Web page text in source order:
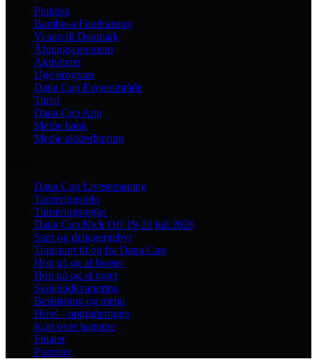
Praktisk
Bambusa Fundraising
Visum til Danmark
Åbningsceremoni
Aktiviteter
Uge program
Dana Cup Eventområde
Turist
Dana Cup App
Medie bank
Medie akkreditering
Dana Cup Livestreaming
Turneringsinfo
Turneringsregler
Dana Cup Kick Off 19-20 juli 2026
Start og deltagergebyr
Transport til og fra Dana Cup
Hop på og af busser
Hop på og af toget
Skoleindkvartering
Bespisning og menu
Hotel - opgraderinger
Kort over banerne
Finaler
Præmier